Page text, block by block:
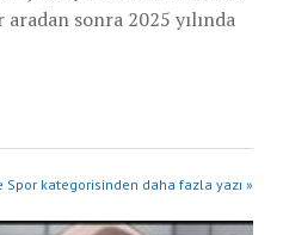
sonra 2025 yılında
Spor kategorisinden daha fazla yazı »